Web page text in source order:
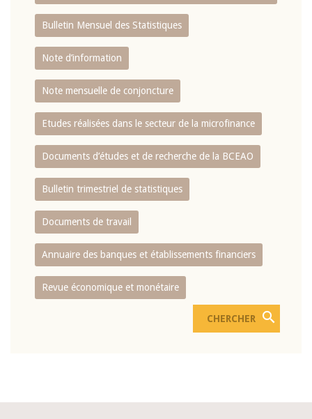
Bulletin Mensuel des Statistiques
Note d’information
Note mensuelle de conjoncture
Etudes réalisées dans le secteur de la microfinance
Documents d’études et de recherche de la BCEAO
Bulletin trimestriel de statistiques
Documents de travail
Annuaire des banques et établissements financiers
Revue économique et monétaire